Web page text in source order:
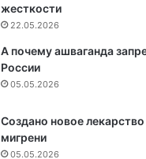
жесткости
22.05.2026
А почему ашваганда
России
05.05.2026
Создано новое
мигрени
05.05.2026